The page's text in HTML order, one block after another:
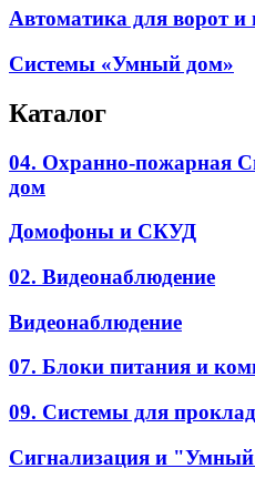
Автоматика для ворот
Системы «Умный дом»
Каталог
04. Охранно-пожарная
дом
Домофоны и СКУД
02. Видеонаблюдение
Видеонаблюдение
07. Блоки питания и
09. Системы для
Сигнализация и